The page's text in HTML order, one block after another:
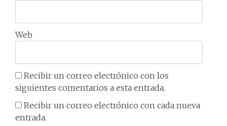
Web
Recibir un correo electrónico con los
siguientes comentarios a esta entrada.
Recibir un correo electrónico con cada nueva
entrada.